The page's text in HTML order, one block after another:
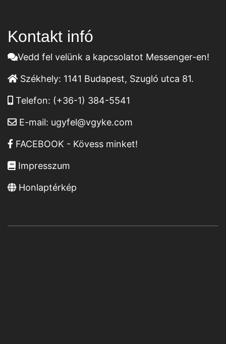
Kontakt infó
Vedd fel velünk a kapcsolatot Messenger-en!
Székhely: 1141 Budapest, Szugló utca 81.
Telefon: (+36-1) 384-5541
E-mail: ugyfel@vgyke.com
FACEBOOK - Kövess minket!
Impresszum
Honlaptérkép